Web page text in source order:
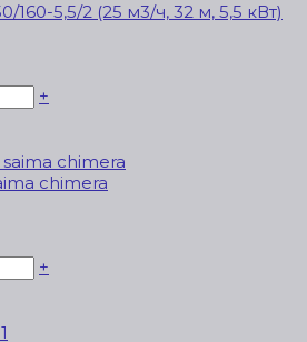
5,5/2 (25 м3/ч, 32 м, 5,5 кВт)
+
chimera
+